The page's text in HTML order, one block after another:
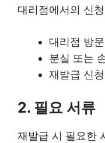
대리점에서의 신
대리점 방문
분실 또는
재발급 신
2. 필요 서류
재발급 시 필요한